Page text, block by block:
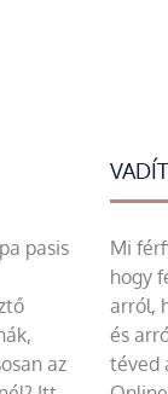
pasis
az
Mi
hogy
arról,
és
téved